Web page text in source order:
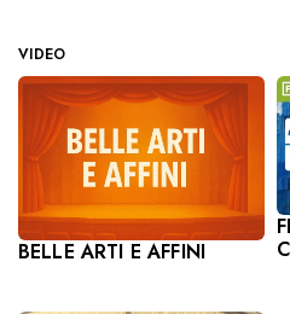
VIDEO
BELLE ARTI E AFFINI